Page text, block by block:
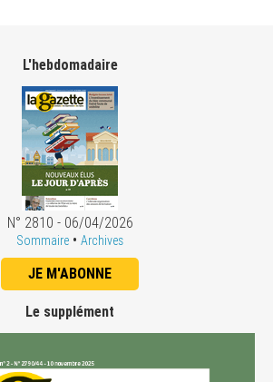
L'hebdomadaire
N° 2810 - 06/04/2026
Sommaire • Archives
JE M'ABONNE
Le supplément